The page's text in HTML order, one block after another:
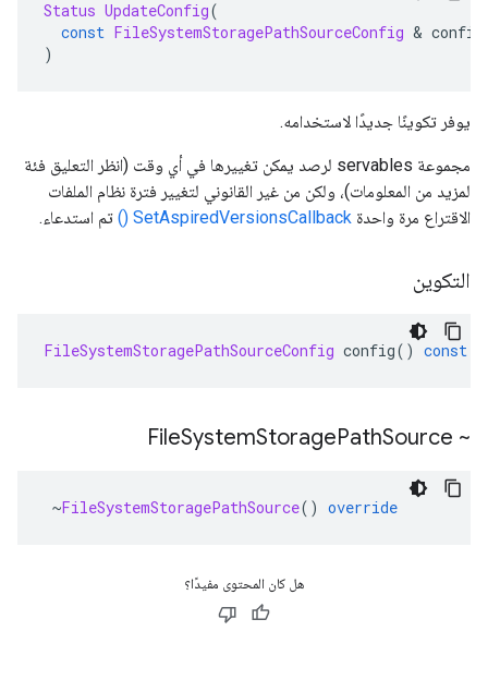
Status UpdateConfig(
const FileSystemStoragePathSourceConfig & config
)
يوفر تكوينًا جديدًا لاستخدامه.
مجموعة servables لرصد يمكن تغييرها في أي وقت (انظر التعليق فئة
لمزيد من المعلومات)، ولكن من غير القانوني لتغيير فترة نظام الملفات
الاقتراع مرة واحدة SetAspiredVersionsCallback () تم استدعاء.
التكوين
FileSystemStoragePathSourceConfig config() const
~ File
SystemStoragePathSource
~FileSystemStoragePathSource() override
هل كان المحتوى مفيدًا؟